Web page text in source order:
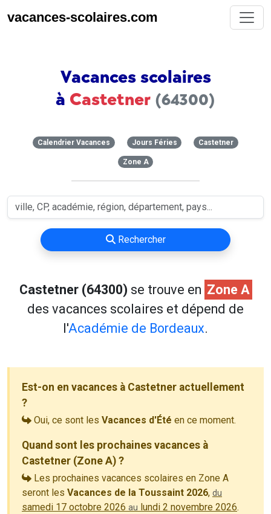
vacances-scolaires.com
Vacances scolaires
à Castetner (64300)
Calendrier Vacances Jours Féries Castetner
Zone A
Rechercher
Castetner (64300) se trouve en Zone A
des vacances scolaires et dépend de
l'Académie de Bordeaux.
Est-on en vacances à Castetner actuellement
?
Oui, ce sont les Vacances d'Été en ce moment.
Quand sont les prochaines vacances à
Castetner (Zone A) ?
Les prochaines vacances scolaires en Zone A
seront les Vacances de la Toussaint 2026, du
samedi 17 octobre 2026 au lundi 2 novembre 2026.